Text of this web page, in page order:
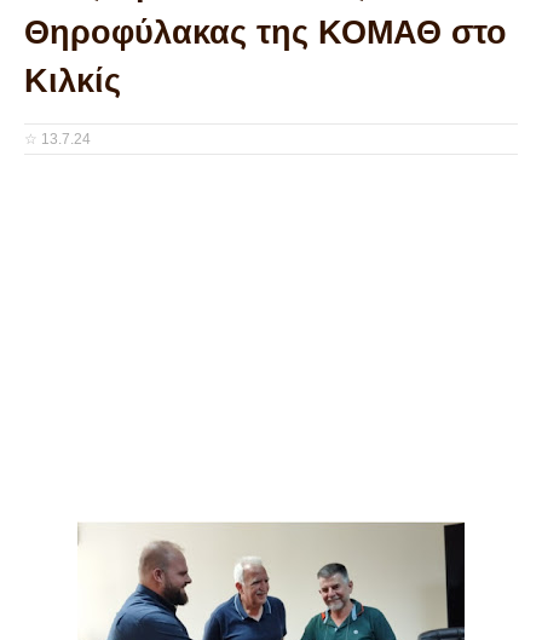
Θηροφύλακας της ΚΟΜΑΘ στο
Κιλκίς
☆ 13.7.24